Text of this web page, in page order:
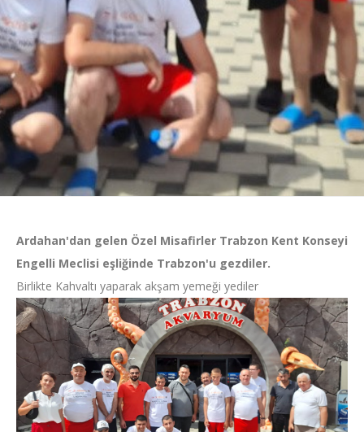
Ardahan'dan gelen Özel Misafirler Trabzon Kent Konseyi
Engelli Meclisi eşliğinde Trabzon'u gezdiler.
Birlikte Kahvaltı yaparak akşam yemeği yediler